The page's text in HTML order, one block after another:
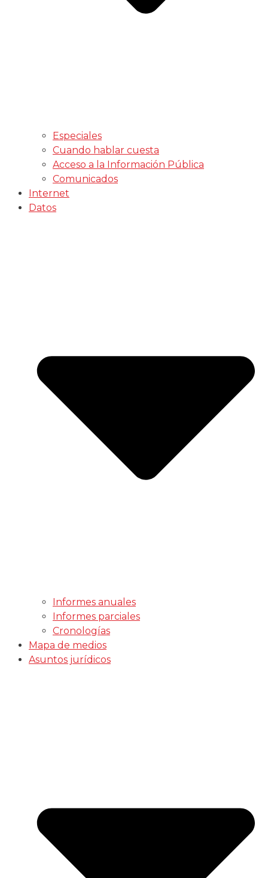
Especiales
Cuando hablar cuesta
Acceso a la Información Pública
Comunicados
Internet
Datos
Informes anuales
Informes parciales
Cronologías
Mapa de medios
Asuntos jurídicos